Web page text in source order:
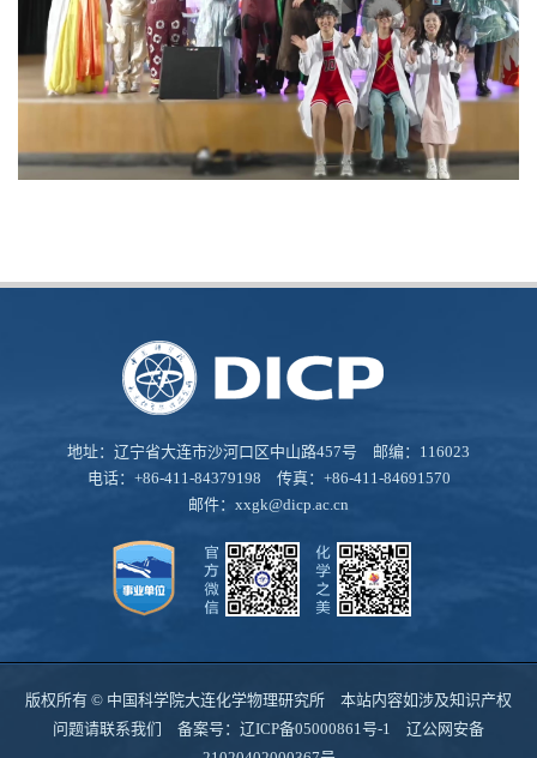
地址：辽宁省大连市沙河口区中山路457号 邮编：116023
电话：+86-411-84379198 传真：+86-411-84691570
邮件： xxgk@dicp.ac.cn
版权所有 © 中国科学院大连化学物理研究所 本站内容如涉及知识产权
问题请联系我们 备案号： 辽ICP备05000861号-1
辽公网安备